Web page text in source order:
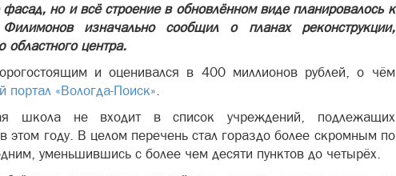
фасад, но и всё строение в обновлённом виде планировалось к
изначально сообщил о планах реконструкции,
центра.
и оценивался в 400 миллионов рублей, о чём
«Вологда-Поиск».
школа не входит в список учреждений, подлежащих
этом году. В целом перечень стал гораздо более скромным по
уменьшившись с более чем десяти пунктов до четырёх.